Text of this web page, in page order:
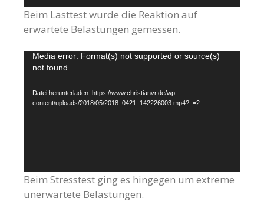
Beim Lasttest wurde die Reaktion auf
erwartete Belastungen gemessen.
Video-
Player
Media error: Format(s) not supported or source(s)
not found
Datei herunterladen: https://www.christianvr.de/wp-
content/uploads/2018/05/2018_0421_142226003.mp4?_=2
Beim Stresstest ging es hingegen um extreme
unerwartete Belastungen.